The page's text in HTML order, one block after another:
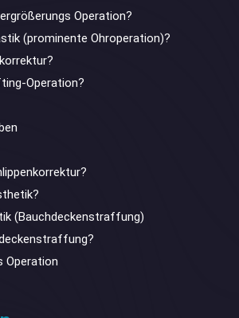
Operation?
(prominente Ohroperation)?
Operation?
(Bauchdeckenstraffung)
Operation